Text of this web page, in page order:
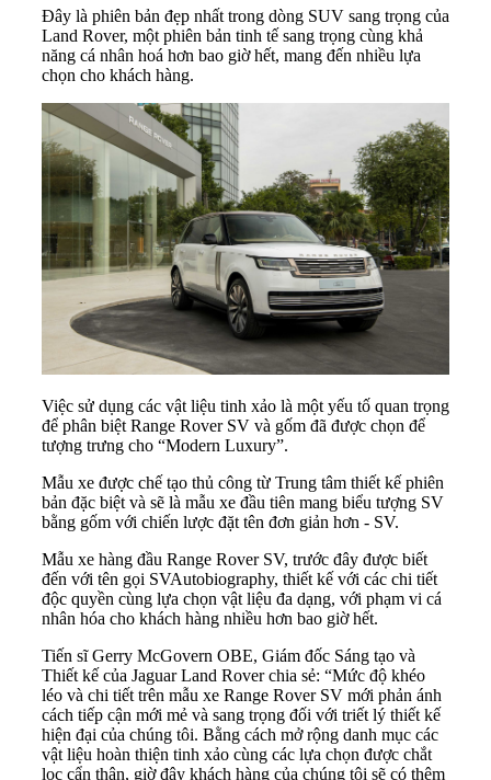
Đây là phiên bản đẹp nhất trong dòng SUV sang trọng của
Land Rover, một phiên bản tinh tế sang trọng cùng khả
năng cá nhân hoá hơn bao giờ hết, mang đến nhiều lựa
chọn cho khách hàng.
Việc sử dụng các vật liệu tinh xảo là một yếu tố quan trọng
để phân biệt Range Rover SV và gốm đã được chọn để
tượng trưng cho “Modern Luxury”.
Mẫu xe được chế tạo thủ công từ Trung tâm thiết kế phiên
bản đặc biệt và sẽ là mẫu xe đầu tiên mang biểu tượng SV
bằng gốm với chiến lược đặt tên đơn giản hơn - SV.
Mẫu xe hàng đầu Range Rover SV, trước đây được biết
đến với tên gọi SVAutobiography, thiết kế với các chi tiết
độc quyền cùng lựa chọn vật liệu đa dạng, với phạm vi cá
nhân hóa cho khách hàng nhiều hơn bao giờ hết.
Tiến sĩ Gerry McGovern OBE, Giám đốc Sáng tạo và
Thiết kế của Jaguar Land Rover chia sẻ: “Mức độ khéo
léo và chi tiết trên mẫu xe Range Rover SV mới phản ánh
cách tiếp cận mới mẻ và sang trọng đối với triết lý thiết kế
hiện đại của chúng tôi. Bằng cách mở rộng danh mục các
vật liệu hoàn thiện tinh xảo cùng các lựa chọn được chắt
lọc cẩn thận, giờ đây khách hàng của chúng tôi sẽ có thêm